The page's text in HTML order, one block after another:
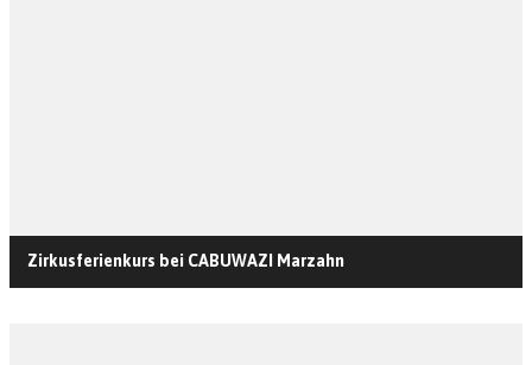
Zirkusferienkurs bei CABUWAZI Marzahn